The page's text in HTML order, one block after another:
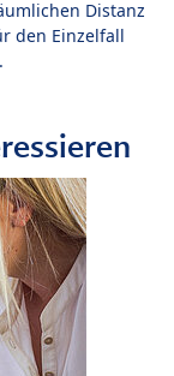
Distanz
den Einzelfall